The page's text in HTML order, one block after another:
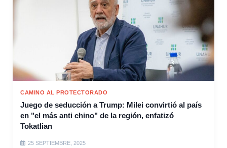
CAMINO AL PROTECTORADO
Juego de seducción a Trump: Milei convirtió al país
en "el más anti chino" de la región, enfatizó
Tokatlian
25 SEPTIEMBRE, 2025